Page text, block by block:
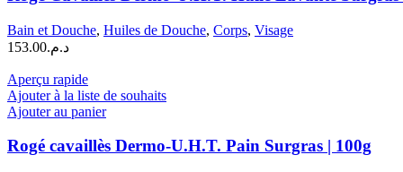
Bain et Douche, Huiles de Douche, Corps, Visage
د.م.153.00
Aperçu rapide
Ajouter à la liste de souhaits
Ajouter au panier
Rogé cavaillès Dermo-U.H.T. Pain Surgras | 100g